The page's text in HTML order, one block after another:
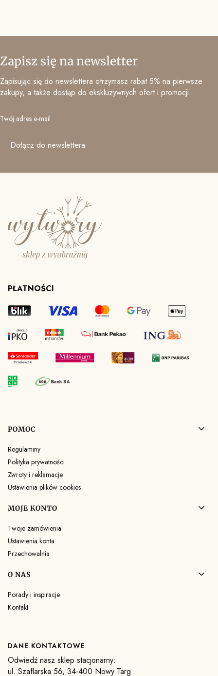
Zapisz się na newsletter
Zapisując się do newslettera otrzymasz rabat 5% na pierwsze
zakupy, a także dostęp do ekskluzywnych ofert i promocji.
Twój adres e-mail
Dołącz do newslettera
PŁATNOŚCI
Linki w stopce
POMOC
Regulaminy
Polityka prywatności
Zwroty i reklamacje
Ustawienia plików cookies
MOJE KONTO
Twoje zamówienia
Ustawienia konta
Przechowalnia
O NAS
Porady i inspiracje
Kontakt
DANE KONTAKTOWE
Odwiedź nasz sklep stacjonarny:
ul. Szaflarska 56, 34-400 Nowy Targ